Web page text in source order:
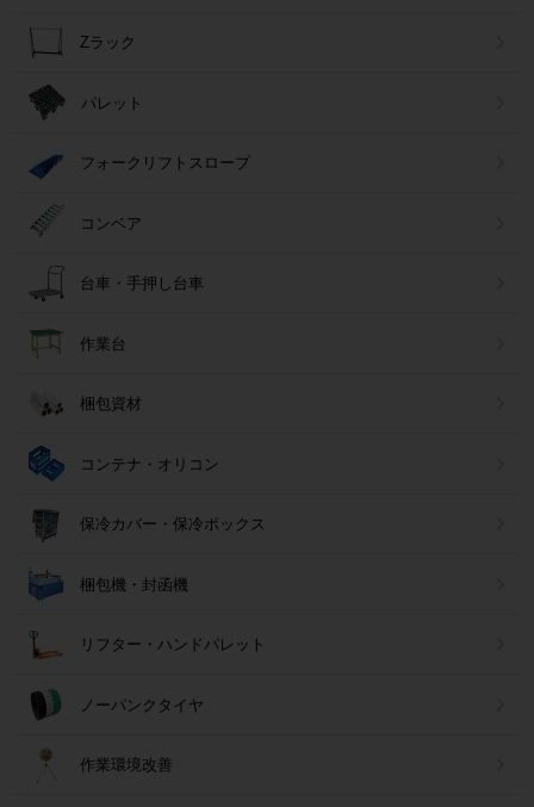
Zラック
パレット
フォークリフトスロープ
コンベア
台車・手押し台車
作業台
梱包資材
コンテナ・オリコン
保冷カバー・保冷ボックス
梱包機・封函機
リフター・ハンドパレット
ノーパンクタイヤ
作業環境改善